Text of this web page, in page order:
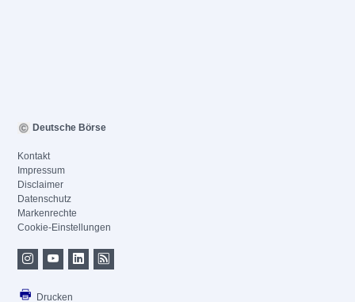
Deutsche Börse
Kontakt
Impressum
Disclaimer
Datenschutz
Markenrechte
Cookie-Einstellungen
Drucken